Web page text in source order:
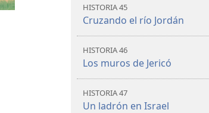
HISTORIA 45
Cruzando el río Jordán
HISTORIA 46
Los muros de Jericó
HISTORIA 47
Un ladrón en Israel